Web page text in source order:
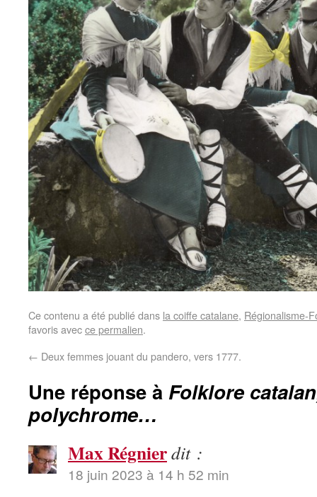
Ce contenu a été publié dans la coiffe catalane, Régionalisme-
favoris avecce permalien.
← Deux femmes jouant du pandero, vers 1777.
Une réponse à Folklore
polychrome…
Max Régnierdit :
18 juin 2023 à 14 h 52 min